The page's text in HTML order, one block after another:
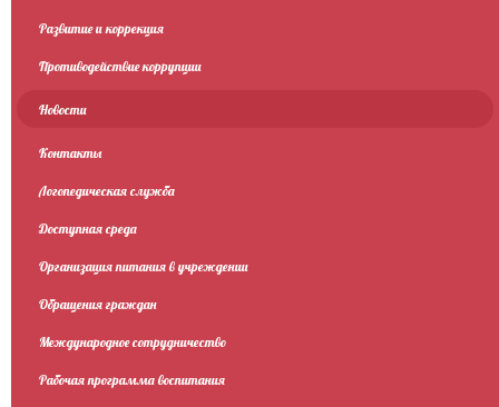
Развитие и коррекция
Противодействие коррупции
Новости
Контакты
Логопедическая служба
Доступная среда
Организация питания в учреждении
Обращения граждан
Международное сотрудничество
Рабочая программа воспитания